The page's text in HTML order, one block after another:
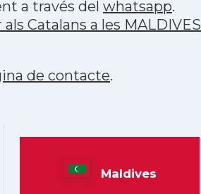
a través del whatsapp.
Catalans a les MALDIVES
de contacte.
Maldives